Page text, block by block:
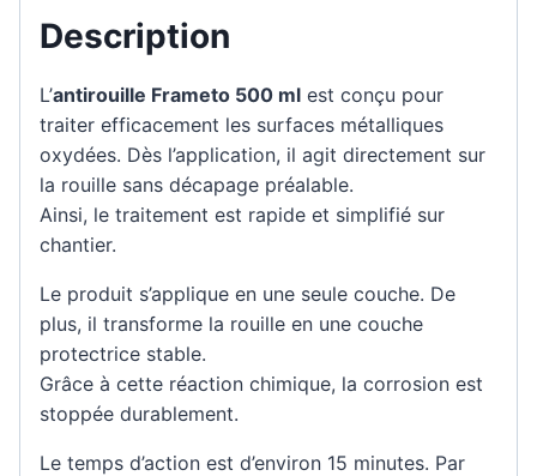
Description
L’antirouille Frameto 500 ml est conçu pour
traiter efficacement les surfaces métalliques
oxydées. Dès l’application, il agit directement sur
la rouille sans décapage préalable.
Ainsi, le traitement est rapide et simplifié sur
chantier.
Le produit s’applique en une seule couche. De
plus, il transforme la rouille en une couche
protectrice stable.
Grâce à cette réaction chimique, la corrosion est
stoppée durablement.
Le temps d’action est d’environ 15 minutes. Par